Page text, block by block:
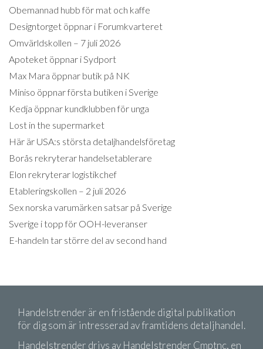
Obemannad hubb för mat och kaffe
Designtorget öppnar i Forumkvarteret
Omvärldskollen – 7 juli 2026
Apoteket öppnar i Sydport
Max Mara öppnar butik på NK
Miniso öppnar första butiken i Sverige
Kedja öppnar kundklubben för unga
Lost in the supermarket
Här är USA:s största detaljhandelsföretag
Borås rekryterar handelsetablerare
Elon rekryterar logistikchef
Etableringskollen – 2 juli 2026
Sex norska varumärken satsar på Sverige
Sverige i topp för OOH-leveranser
E-handeln tar större del av second hand
Handelstrender är en fristående digital publikation
för dig som är intresserad av framtidens detaljhandel.
Handelstrender drivs av Handelstrender Cmptnc, en